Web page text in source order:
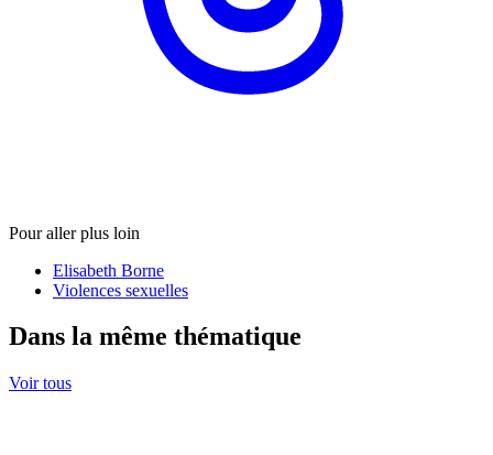
Pour aller plus loin
Elisabeth Borne
Violences sexuelles
Dans la même thématique
Voir tous